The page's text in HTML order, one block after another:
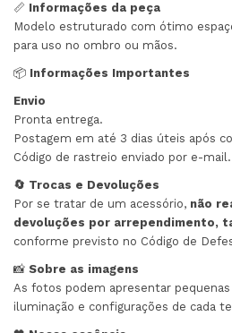
📏 Informações da peça
Modelo estruturado com ótimo
para uso no ombro ou mãos.
📦 Informações Importantes
Envio
Pronta entrega.
Postagem em até 3 dias úteis após
Código de rastreio enviado por e-mail.
🔄 Trocas e Devoluções
Por se tratar de um acessório, não
devoluções por arrependimento,
conforme previsto no Código de
📸 Sobre as imagens
As fotos podem apresentar
iluminação e configurações de cada